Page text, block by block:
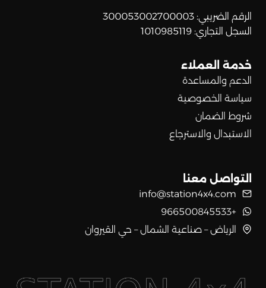
الرقم الضريبي: 300053002700003
السجل التجاري: 1010985119
خدمة العملاء
الدعم والمساعدة
سياسة الخصوصية
شروط الضمان
الاستبدال والاسترجاع
التواصل معنا
info@station4x4.com
+966500845533
الرياض – صناعية الشمال – حي القيروان